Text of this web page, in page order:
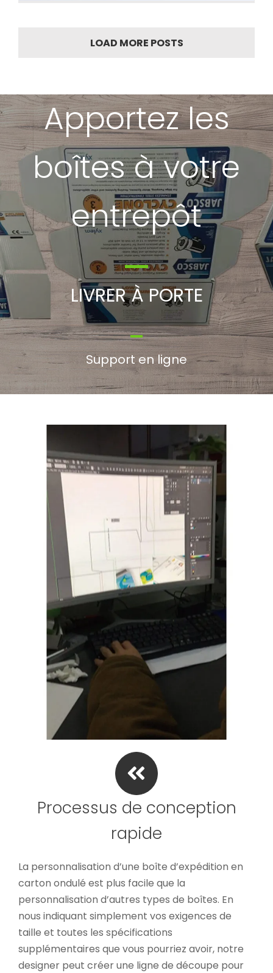
LOAD MORE POSTS
Apportez les
boîtes à votre
entrepôt
LIVRER À PORTE
Support en ligne
Processus de conception
rapide
La personnalisation d’une boîte d’expédition en
carton ondulé est plus facile que la
personnalisation d’autres types de boîtes. En
nous indiquant simplement vos exigences de
taille et toutes les spécifications
supplémentaires que vous pourriez avoir, notre
designer peut créer une ligne de découpe pour